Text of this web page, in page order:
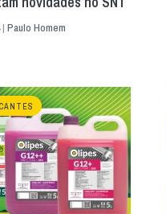
| Paulo Homem